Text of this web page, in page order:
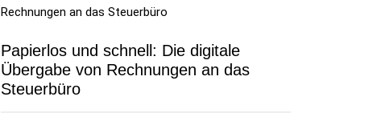
Papierlos und schnell: Die digitale
Übergabe von Rechnungen an das
Steuerbüro